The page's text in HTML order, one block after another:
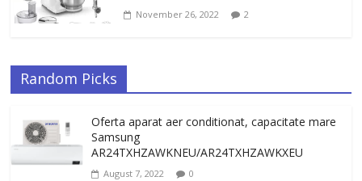
November 26, 2022 2
Random Picks
Oferta aparat aer conditionat, capacitate mare
Samsung
AR24TXHZAWKNEU/AR24TXHZAWKXEU
August 7, 2022 0